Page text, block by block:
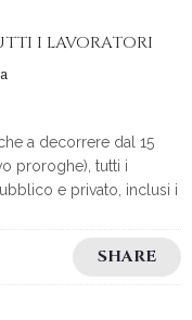
I LAVORATORI
a decorrere dal 15
proroghe), tutti i
e privato, inclusi i
SHARE